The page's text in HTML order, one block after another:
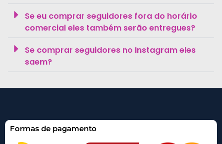
Se eu comprar seguidores fora do horário
comercial eles também serão entregues?
Se comprar seguidores no Instagram eles
saem?
Formas de pagamento